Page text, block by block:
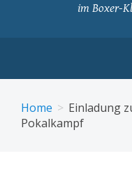
im Boxer-
Home
Einladung
Pokalkampf